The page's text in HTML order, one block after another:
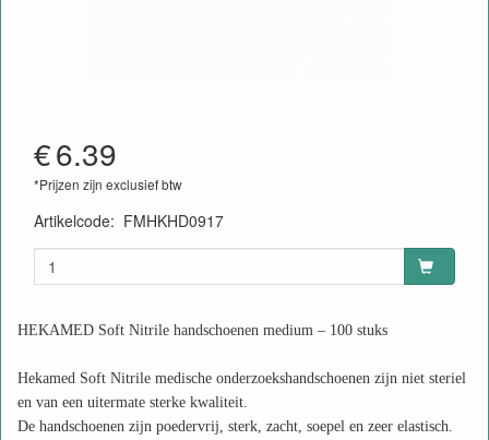
€6.39
*Prijzen zijn exclusief btw
Artikelcode: FMHKHD0917
HEKAMED Soft Nitrile handschoenen medium – 100 stuks
Hekamed Soft Nitrile medische onderzoekshandschoenen zijn niet steriel
en van een uitermate sterke kwaliteit.
De handschoenen zijn poedervrij, sterk, zacht, soepel en zeer elastisch.